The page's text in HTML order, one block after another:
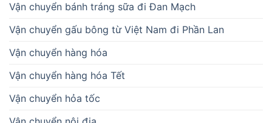
Vận chuyển bánh tráng sữa đi Đan Mạch
Vận chuyển gấu bông từ Việt Nam đi Phần Lan
Vận chuyển hàng hóa
Vận chuyển hàng hóa Tết
Vận chuyển hỏa tốc